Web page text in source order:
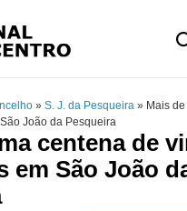
» S. J. da Pesqueira » Mais
João da Pesqueira
centena de
em São João